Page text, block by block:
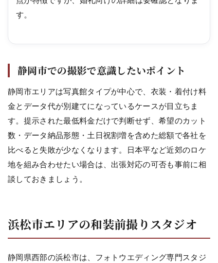
す。
静岡市での撮影で意識したいポイント
静岡市エリアは写真館タイプが中心で、衣装・着付け料
金とデータ代が別建てになっているケースが目立ちま
す。提示された最低料金だけで判断せず、希望のカット
数・データ納品形態・土日祝割増を含めた総額で各社を
比べると失敗が少なくなります。日本平など近郊のロケ
地を組み合わせたい場合は、出張対応の可否も事前に相
談しておきましょう。
浜松市エリアの和装前撮りスタジオ
静岡県西部の浜松市は、フォトウエディング専門スタジ